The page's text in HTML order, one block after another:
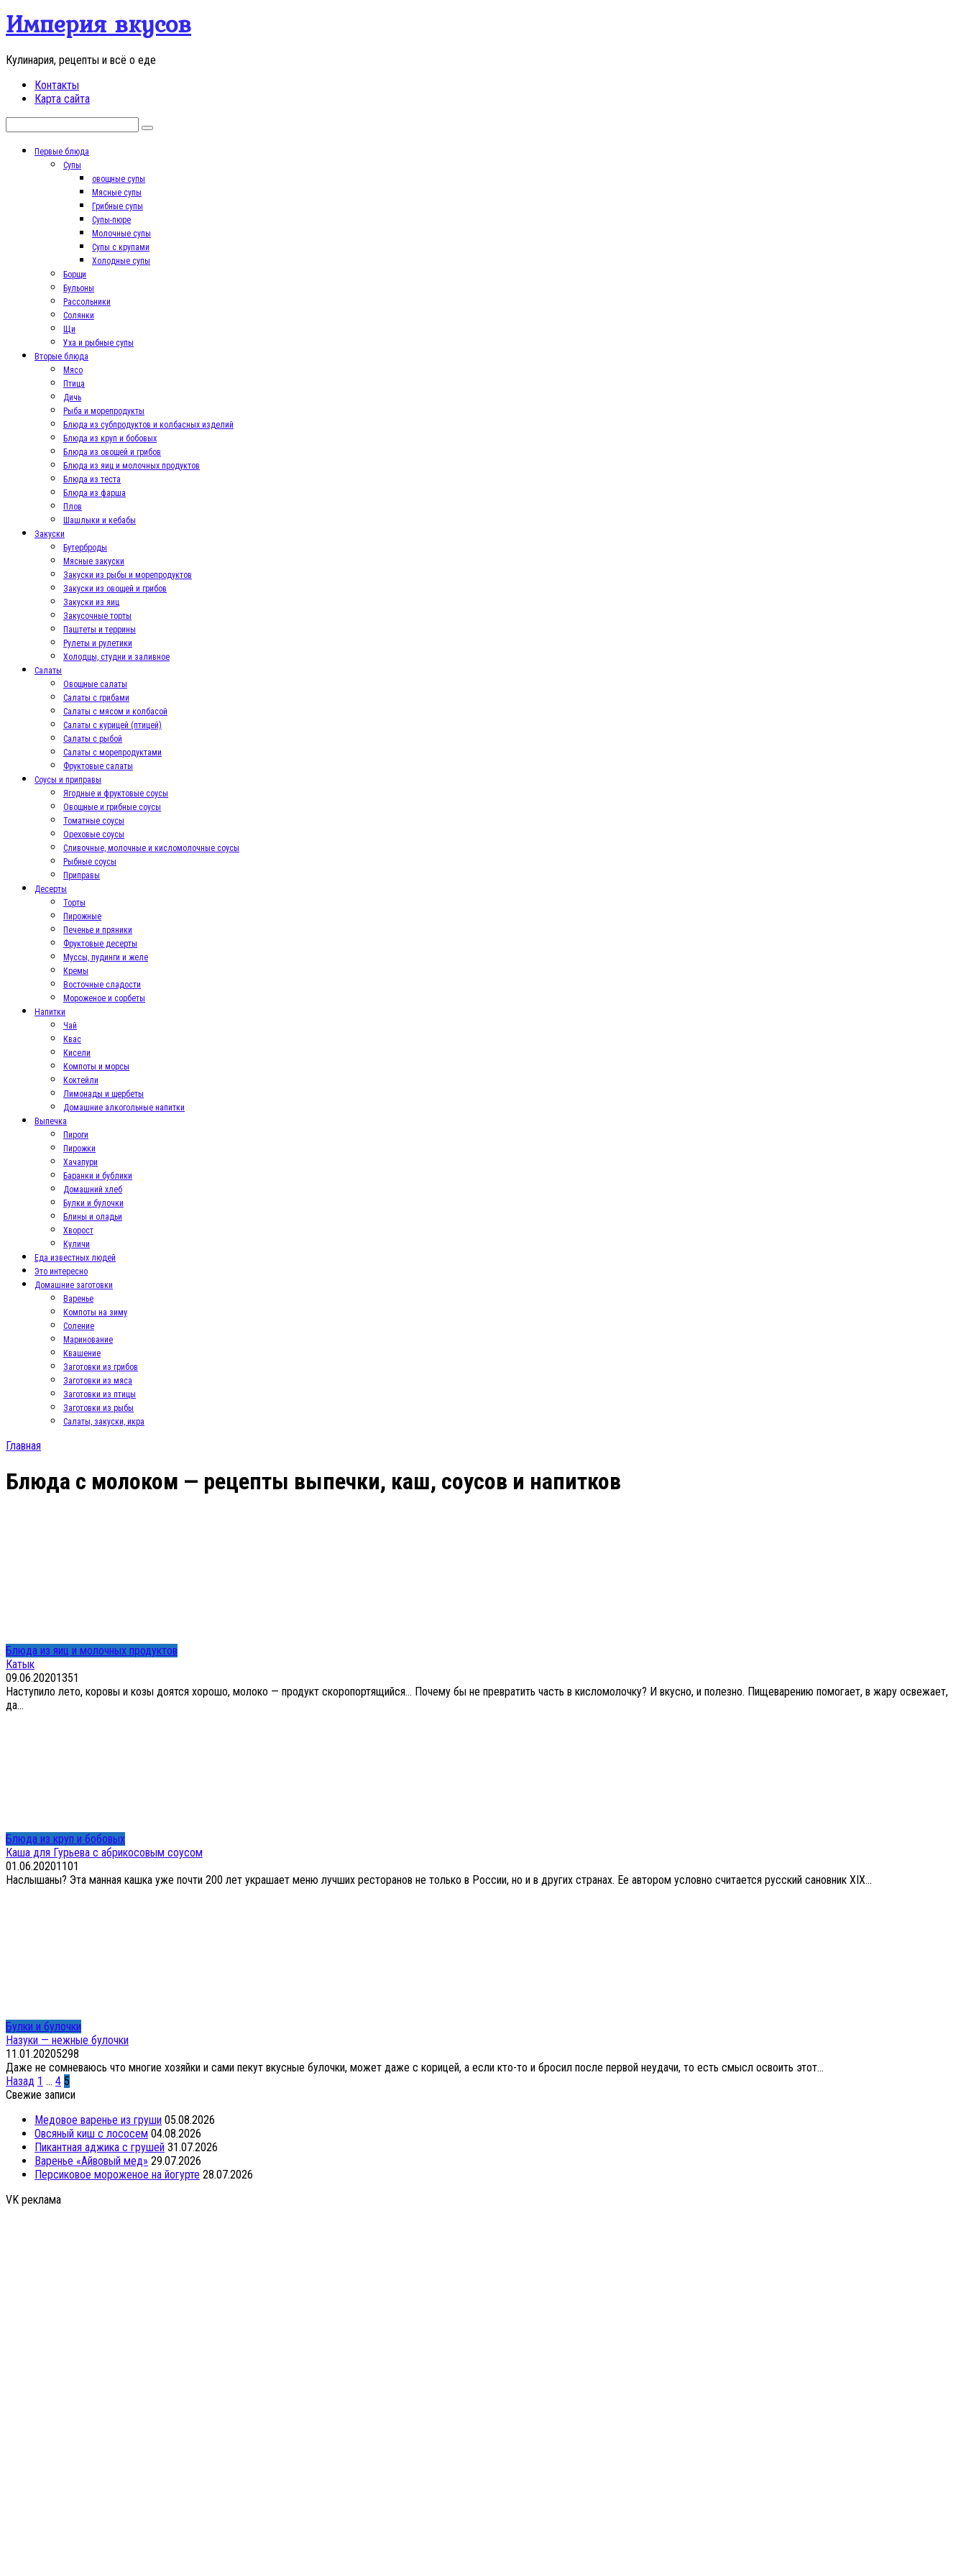
Перейти
контенту
Империя вкусов
Кулинария, рецепты и всё о еде
Контакты
Карта сайта
Первые блюда
Супы
овощные супы
Мясные супы
Грибные супы
Супы-пюре
Молочные супы
Супы с крупами
Холодные супы
Борщи
Бульоны
Рассольники
Солянки
Щи
Уха и рыбные супы
Вторые блюда
Мясо
Птица
Дичь
Рыба и морепродукты
Блюда из субпродуктов и колбасных изделий
Блюда из круп и бобовых
Блюда из овощей и грибов
Блюда из яиц и молочных продуктов
Блюда из теста
Блюда из фарша
Плов
Шашлыки и кебабы
Закуски
Бутерброды
Мясные закуски
Закуски из рыбы и морепродуктов
Закуски из овощей и грибов
Закуски из яиц
Закусочные торты
Паштеты и террины
Рулеты и рулетики
Холодцы, студни и заливное
Салаты
Овощные салаты
Салаты с грибами
Салаты с мясом и колбасой
Салаты с курицей (птицей)
Салаты с рыбой
Салаты с морепродуктами
Фруктовые салаты
Соусы и приправы
Ягодные и фруктовые соусы
Овощные и грибные соусы
Томатные соусы
Ореховые соусы
Сливочные, молочные и кисломолочные соусы
Рыбные соусы
Приправы
Десерты
Торты
Пирожные
Печенье и пряники
Фруктовые десерты
Муссы, пудинги и желе
Кремы
Восточные сладости
Мороженое и сорбеты
Напитки
Чай
Квас
Кисели
Компоты и морсы
Коктейли
Лимонады и щербеты
Домашние алкогольные напитки
Выпечка
Пироги
Пирожки
Хачапури
Баранки и бублики
Домашний хлеб
Булки и булочки
Блины и оладьи
Хворост
Куличи
Еда известных людей
Это интересно
Домашние заготовки
Варенье
Компоты на зиму
Соление
Маринование
Квашение
Заготовки из грибов
Заготовки из мяса
Заготовки из птицы
Заготовки из рыбы
Салаты, закуски, икра
Главная
Блюда с молоком — рецепты выпечки, каш, соусов и напитков
Блюда из яиц и молочных продуктов
Катык
09.06.20201351
Наступило лето, коровы и козы доятся хорошо, молоко — продукт скоропортящийся… Почему бы не превратить часть в кисломолочку? И вкусно, и полезно. Пищеварению помогает, в жару освежает,
да...
Блюда из круп и бобовых
Каша для Гурьева с абрикосовым соусом
01.06.20201101
Наслышаны? Эта манная кашка уже почти 200 лет украшает меню лучших ресторанов не только в России, но и в других странах. Ее автором условно считается русский сановник XIX...
Булки и булочки
Назуки — нежные булочки
11.01.20205298
Даже не сомневаюсь что многие хозяйки и сами пекут вкусные булочки, может даже с корицей, а если кто-то и бросил после первой неудачи, то есть смысл освоить этот...
Пагинация
записей
Назад 1 … 4 5
Свежие записи
Медовое варенье из груши 05.08.2026
Овсяный киш с лососем 04.08.2026
Пикантная аджика с грушей 31.07.2026
Варенье «Айвовый мед» 29.07.2026
Персиковое мороженое на йогурте 28.07.2026
VK реклама